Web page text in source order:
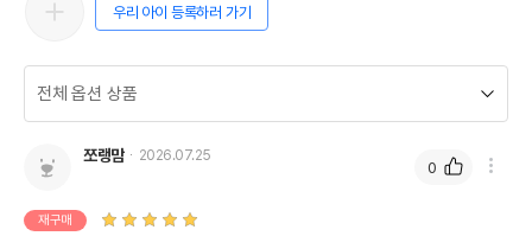
우리 아이 등록하러 가기
쪼랭맘 2026.07.25
재구매
0